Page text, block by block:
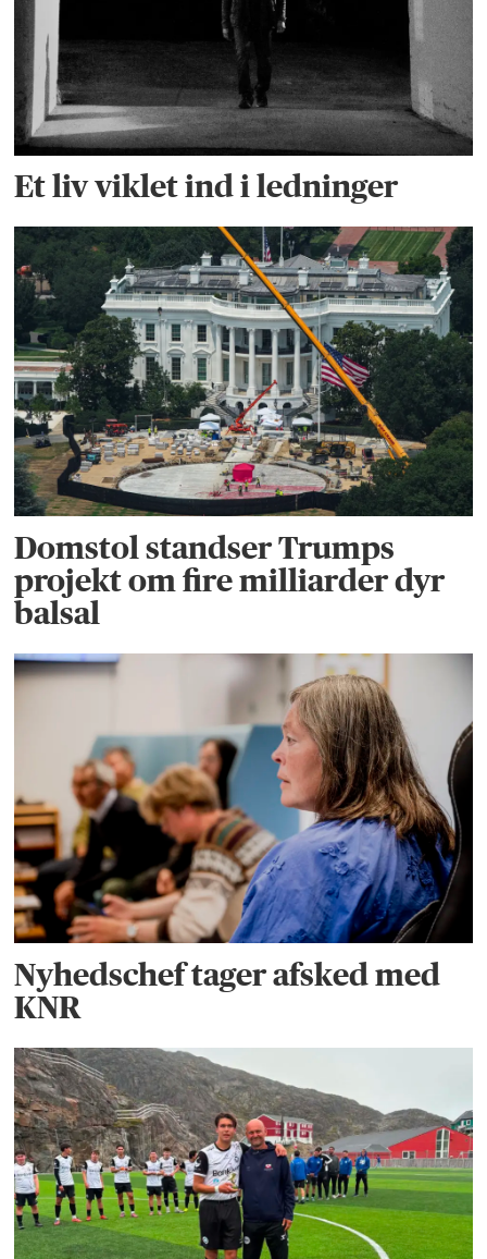
Et liv viklet ind i ledninger
Domstol standser Trumps
projekt om fire milliarder dyr
balsal
Nyhedschef tager afsked med
KNR